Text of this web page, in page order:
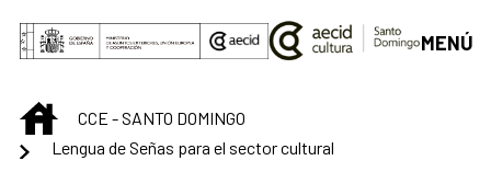
Saltar al contenido principal
MENÚ
INICIOCCE - SANTO DOMINGO
Lengua de Señas para el sector cultural